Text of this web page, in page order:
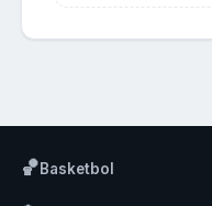
🏀Basketbol